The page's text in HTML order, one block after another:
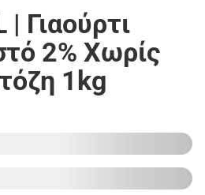
| Γιαούρτι
2% Χωρίς
1kg